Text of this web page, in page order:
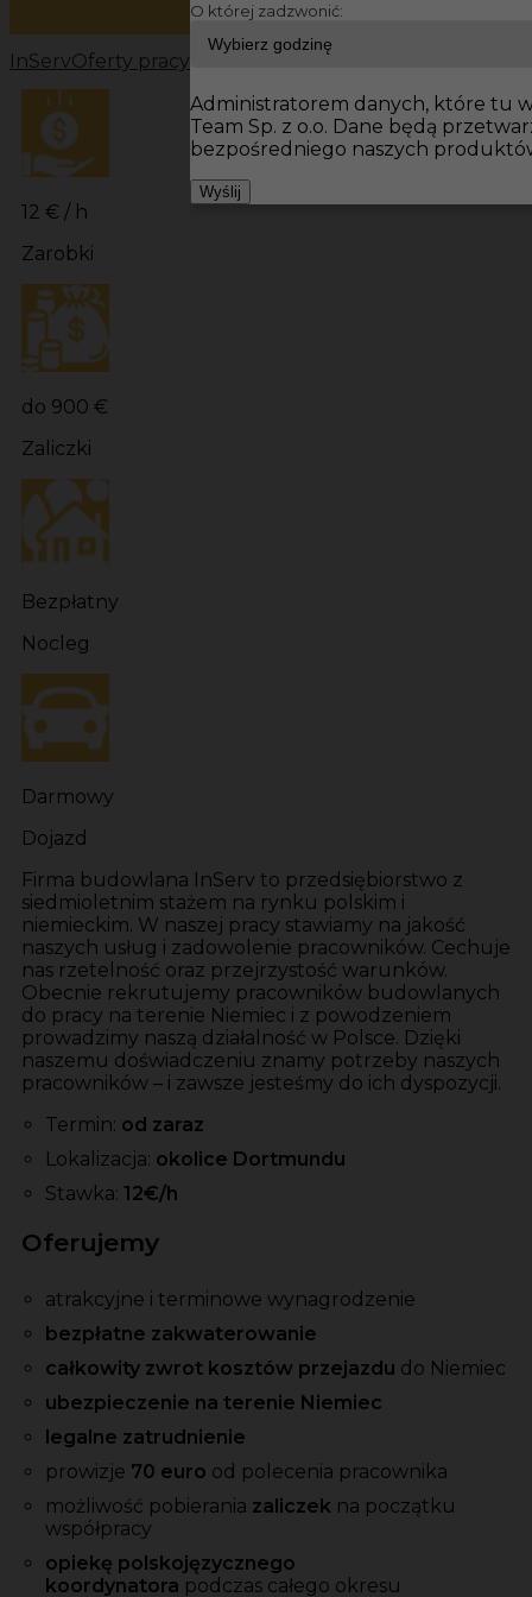
InServOferty pracy Prace wykończeniowe Niemcy
12 € / h
Zarobki
do 900 €
Zaliczki
Bezpłatny
Nocleg
Darmowy
Dojazd
Firma budowlana InServ to przedsiębiorstwo z
siedmioletnim stażem na rynku polskim i
niemieckim. W naszej pracy stawiamy na jakość
naszych usług i zadowolenie pracowników. Cechuje
nas rzetelność oraz przejrzystość warunków.
Obecnie rekrutujemy pracowników budowlanych
do pracy na terenie Niemiec i z powodzeniem
prowadzimy naszą działalność w Polsce. Dzięki
naszemu doświadczeniu znamy potrzeby naszych
pracowników – i zawsze jesteśmy do ich dyspozycji.
Termin: od zaraz
Lokalizacja: okolice Dortmundu
Stawka: 12€/h
Oferujemy
atrakcyjne i terminowe wynagrodzenie
bezpłatne zakwaterowanie
całkowity zwrot kosztów przejazdu do Niemiec
ubezpieczenie na terenie Niemiec
legalne zatrudnienie
prowizje 70 euro od polecenia pracownika
możliwość pobierania zaliczek na początku
współpracy
opiekę polskojęzycznego
koordynatora podczas całego okresu
O której zadzwonić:
Administratorem danych, które tu
Team Sp. z o.o. Dane będą
bezpośredniego naszych
Wyślij